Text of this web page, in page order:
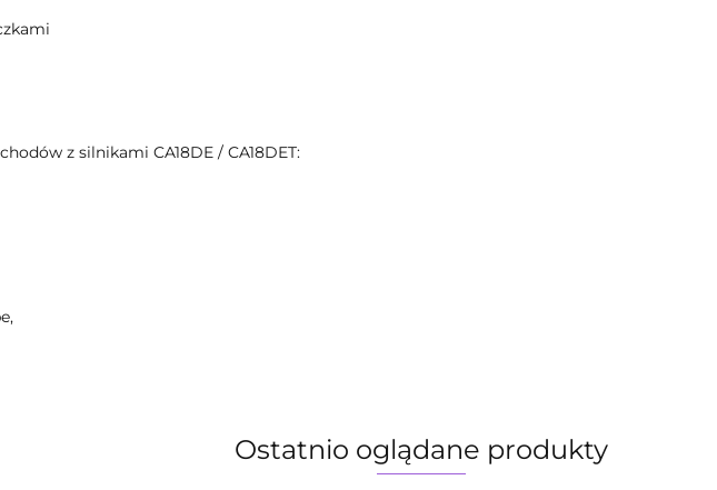
z silnikami CA18DE / CA18DET:
Ostatnio oglądane produkty